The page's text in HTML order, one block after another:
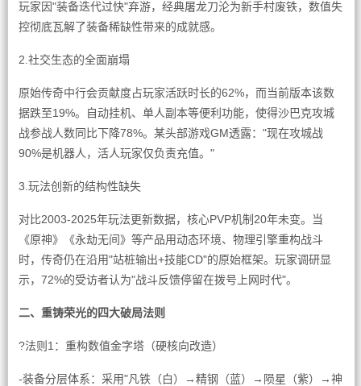
玩家因"装备迭代过快"弃游，经典屠龙刀沦为新手村废铁，数值失
控彻底瓦解了装备稀缺性带来的成就感。
2.社交生态的全面崩塌
原始传奇中行会贡献度占玩家活跃时长的62%，而当前版本该数
据跌至19%。自动挂机、单人副本等便利功能，使得沙巴克攻城
战参战人数同比下降78%。某头部游戏GM透露："现在攻城战
90%是机器人，活人玩家仅负责充值。"
3.玩法创新的结构性缺失
对比2003-2025年玩法更新数据，核心PVP机制20年未变。当
《原神》《永劫无间》等产品用动态环境、物理引擎重构战斗
时，传奇仍在沿用"站桩输出+技能CD"的原始框架。玩家调研显
示，72%的受访者认为"战斗反馈停留在拨号上网时代"。
二、重铸荣光的四大破局法则
?法则1：重构数值金字塔（硬核向改造）
-装备分层体系：采用"凡铁（白）→精钢（蓝）→陨星（紫）→神